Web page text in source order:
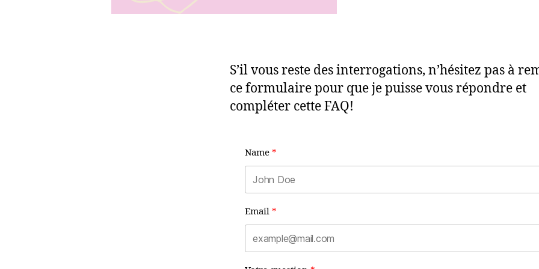
S’il vous reste des interrogations, n’hésitez pas à
ce formulaire pour que je puisse vous répondre et
compléter cette FAQ!
Name
Email